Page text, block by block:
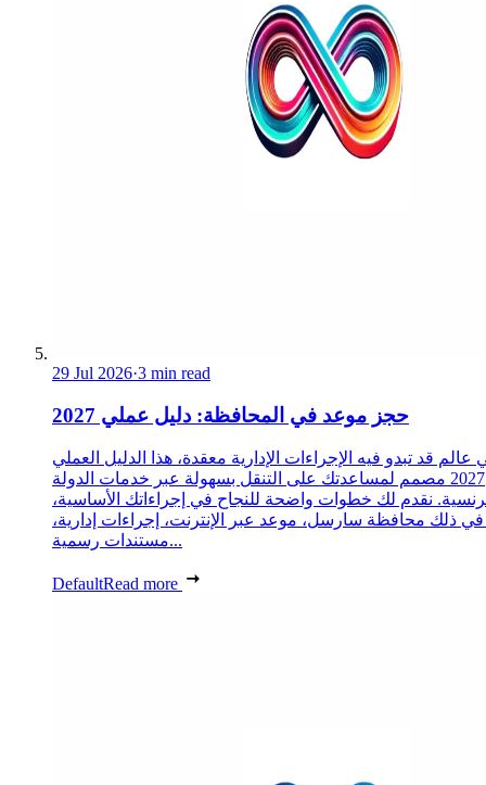
29 Jul 2026·3 min read
حجز موعد في المحافظة: دليل عملي 2027
عالم قد تبدو فيه الإجراءات الإدارية معقدة، هذا الدليل العملي
2027 مصمم لمساعدتك على التنقل بسهولة عبر خدمات الدولة
نقدم لك خطوات واضحة للنجاح في إجراءاتك الأساسية،
في ذلك محافظة سارسل، موعد عبر الإنترنت، إجراءات إدارية،
مستندات رسمية...
DefaultRead more